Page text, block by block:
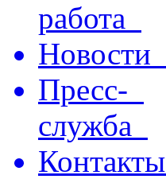
работа
Новости
Пресс-
служба
Контакты